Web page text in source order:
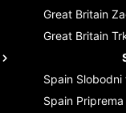
Great Britain
Great Britain
Spain Slobodni
Spain Priprema